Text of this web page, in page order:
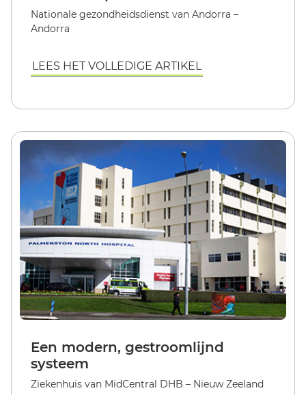
Nationale gezondheidsdienst van Andorra –
Andorra
LEES HET VOLLEDIGE ARTIKEL
Een modern, gestroomlijnd
systeem
Ziekenhuis van MidCentral DHB – Nieuw Zeeland